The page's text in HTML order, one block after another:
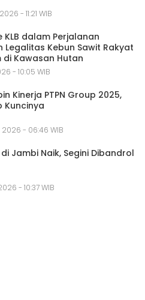
- 11:21 WIB
KLB dalam Perjalanan
Legalitas Kebun Sawit Rakyat
di Kawasan Hutan
- 10:05 WIB
Kinerja PTPN Group 2025,
Kuncinya
- 06:46 WIB
Jambi Naik, Segini Dibandrol
- 10:37 WIB